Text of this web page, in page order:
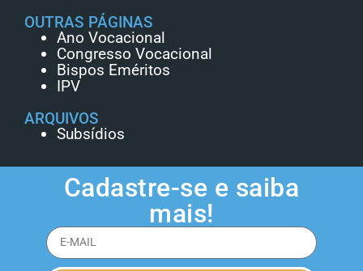
OUTRAS PÁGINAS
Ano Vocacional
Congresso Vocacional
Bispos Eméritos
IPV
ARQUIVOS
Subsídios
Cadastre-se e saiba
mais!